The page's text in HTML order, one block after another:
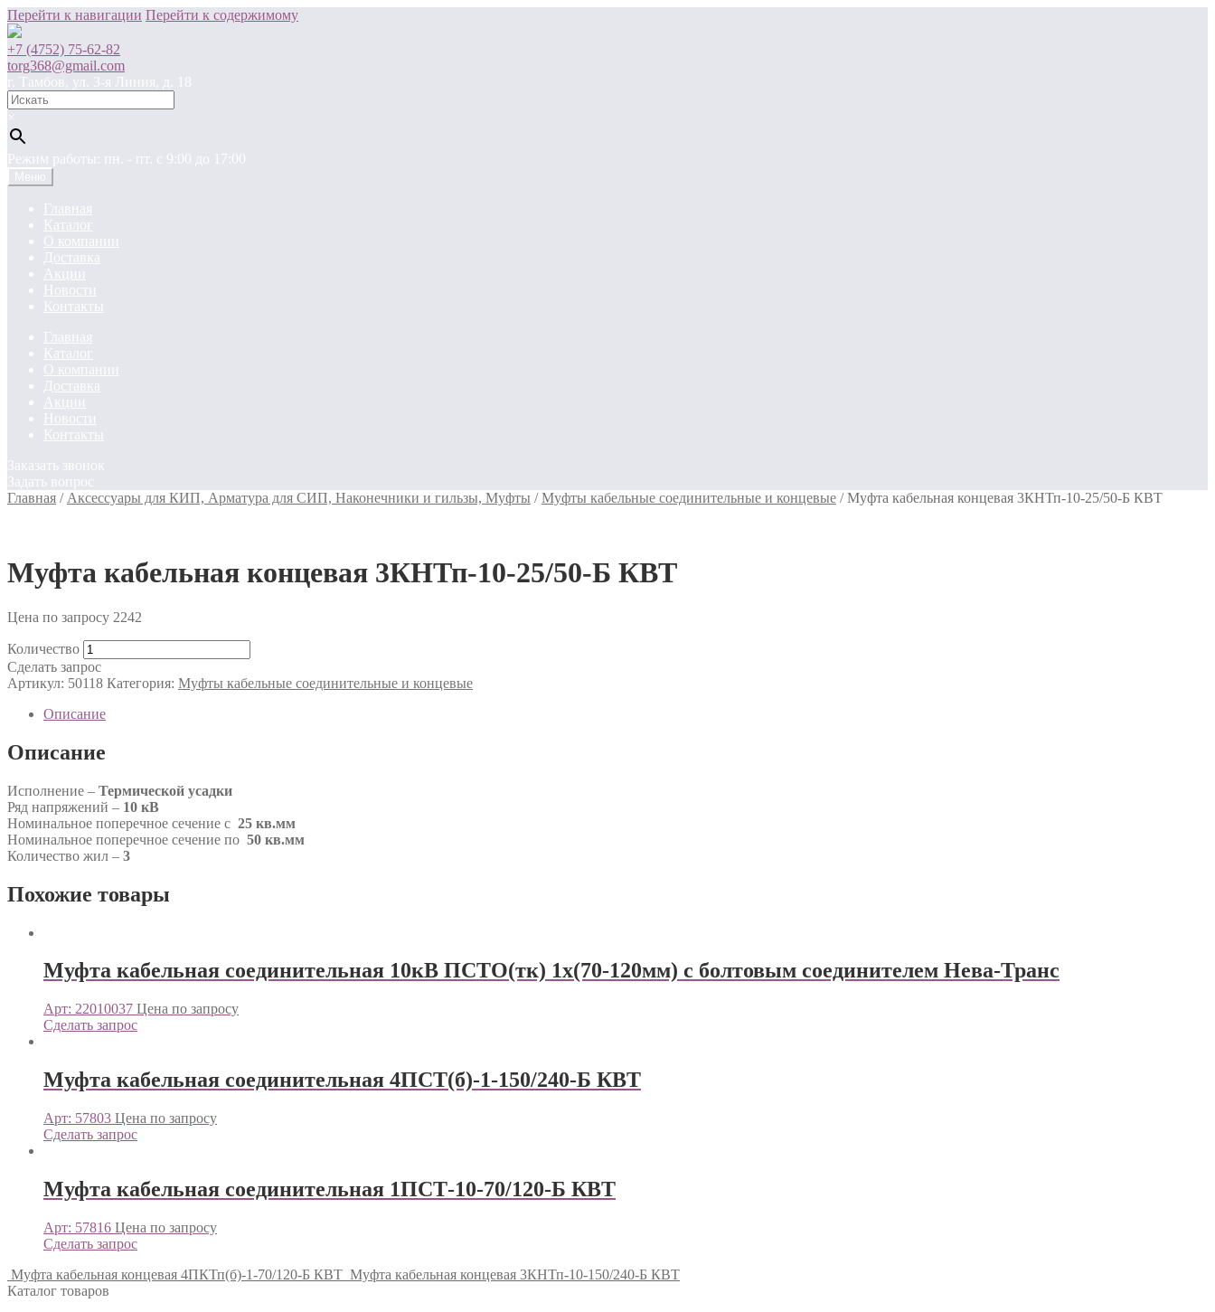
Перейти к навигации Перейти к содержимому
+7 (4752) 75-62-82
torg368@gmail.com
г. Тамбов, ул. 3-я Линия, д. 18
×
Режим работы: пн. - пт. c 9:00 до 17:00
Меню
Главная
Каталог
О компании
Доставка
Акции
Новости
Контакты
Главная
Каталог
О компании
Доставка
Акции
Новости
Контакты
Заказать звонок
Задать вопрос
Главная / Аксессуары для КИП, Арматура для СИП, Наконечники и гильзы, Муфты /Муфты кабельные соединительные и концевые /Муфта кабельная концевая 3КНТп-10-25/50-Б КВТ
Муфта кабельная концевая 3КНТп-10-25/50-Б КВТ
Цена по запросу 2242
Количество
Сделать запрос
Артикул: 50118 Категория: Муфты кабельные соединительные и концевые
Описание
Описание
Исполнение – Термической усадки
Ряд напряжений – 10 кВ
Номинальное поперечное сечение с 25 кв.мм
Номинальное поперечное сечение по 50 кв.мм
Количество жил – 3
Похожие товары
Муфта кабельная соединительная 10кВ ПСТО(тк) 1х(70-120мм) с болтовым соединителем Нева-Транс
Арт: 22010037 Цена по запросу
Сделать запрос
Муфта кабельная соединительная 4ПСТ(б)-1-150/240-Б КВТ
Арт: 57803 Цена по запросу
Сделать запрос
Муфта кабельная соединительная 1ПСТ-10-70/120-Б КВТ
Арт: 57816 Цена по запросу
Сделать запрос
Муфта кабельная концевая 4ПКТп(б)-1-70/120-Б КВТ Муфта кабельная концевая 3КНТп-10-150/240-Б КВТ
Каталог товаров